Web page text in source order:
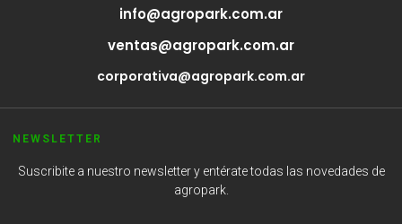
info@agropark.com.ar
ventas@agropark.com.ar
corporativa@agropark.com.ar
NEWSLETTER
Suscribite a nuestro newsletter y entérate todas las novedades de
agropark.